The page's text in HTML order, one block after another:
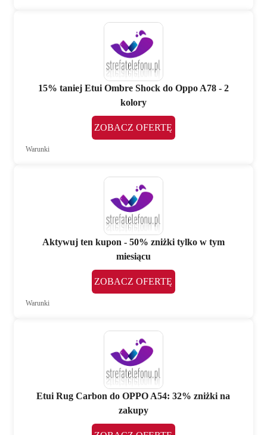
15% taniej Etui Ombre Shock do Oppo A78 - 2
kolory
ZOBACZ OFERTĘ
Warunki
Aktywuj ten kupon - 50% zniżki tylko w tym
miesiącu
ZOBACZ OFERTĘ
Warunki
Etui Rug Carbon do OPPO A54: 32% zniżki na
zakupy